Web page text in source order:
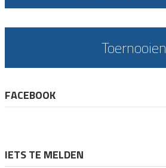
Toernooien
FACEBOOK
IETS TE MELDEN